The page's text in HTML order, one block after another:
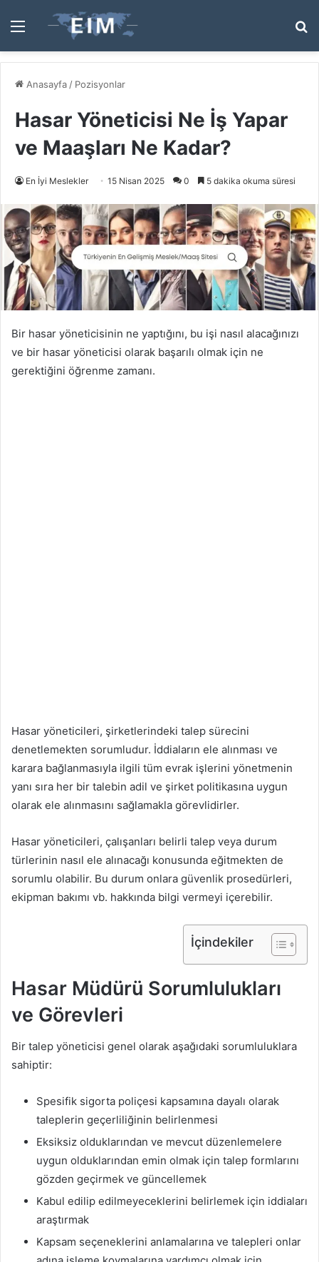
Menü
...
Anasayfa / Pozisyonlar
Hasar Yöneticisi Ne İş Yapar
ve Maaşları Ne Kadar?
En İyi Meslekler 15 Nisan 2025 0 5 dakika okuma süresi
Bir hasar yöneticisinin ne yaptığını, bu işi nasıl alacağınızı
ve bir hasar yöneticisi olarak başarılı olmak için ne
gerektiğini öğrenme zamanı.
Hasar yöneticileri, şirketlerindeki talep sürecini
denetlemekten sorumludur. İddiaların ele alınması ve
karara bağlanmasıyla ilgili tüm evrak işlerini yönetmenin
yanı sıra her bir talebin adil ve şirket politikasına uygun
olarak ele alınmasını sağlamakla görevlidirler.
Hasar yöneticileri, çalışanları belirli talep veya durum
türlerinin nasıl ele alınacağı konusunda eğitmekten de
sorumlu olabilir. Bu durum onlara güvenlik prosedürleri,
ekipman bakımı vb. hakkında bilgi vermeyi içerebilir.
İçindekiler
Hasar Müdürü Sorumlulukları
ve Görevleri
Bir talep yöneticisi genel olarak aşağıdaki sorumluluklara
sahiptir:
Spesifik sigorta poliçesi kapsamına dayalı olarak
taleplerin geçerliliğinin belirlenmesi
Eksiksiz olduklarından ve mevcut düzenlemelere
uygun olduklarından emin olmak için talep formlarını
gözden geçirmek ve güncellemek
Kabul edilip edilmeyeceklerini belirlemek için iddiaları
araştırmak
Kapsam seçeneklerini anlamalarına ve talepleri onlar